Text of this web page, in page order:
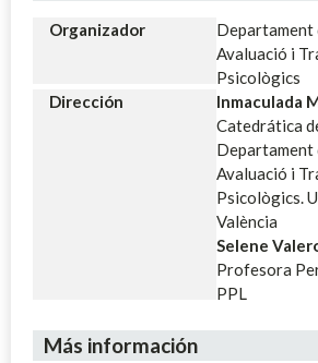
Organizador
Avaluació i
Psicològics
Dirección
Inmaculada
Catedrática
Avaluació i
Psicològics.
València
Selene
Profesora
PPL
Más información